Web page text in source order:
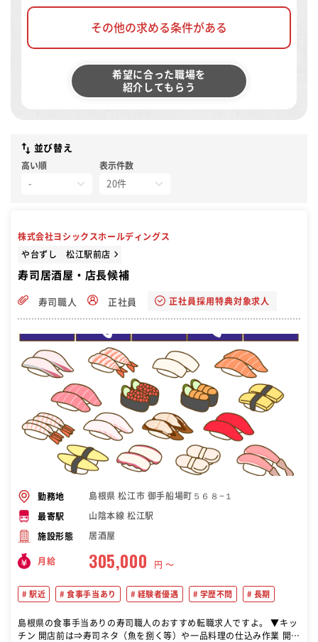
その他の求める条件がある
希望に合った職場を
紹介してもらう
並び替え
高い順 表示件数
株式会社ヨシックスホールディングス
や台ずし 松江駅前店
寿司居酒屋・店長候補
寿司職人 正社員 正社員採用特典対象求人
勤務地 島根県 松江市 御手船場町５６８−１
最寄駅 山陰本線 松江駅
施設形態 居酒屋
月給 305,000 円 〜
駅近 食事手当あり 経験者優遇 学歴不問 長期
島根県の食事手当ありの寿司職人のおすすめ転職求人ですよ。 ▼キッ
チン 開店前は⇒寿司ネタ（魚を捌く等）や一品料理の仕込み作業 開店